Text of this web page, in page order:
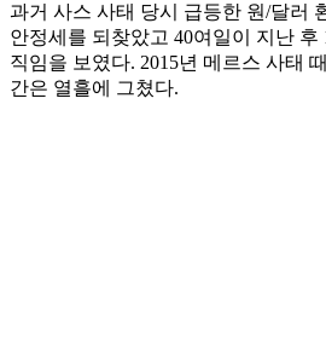
과거 사스 사태 당시 급등한 원/달러
안정세를 되찾았고 40여일이 지난 후
직임을 보였다. 2015년 메르스 사태
간은 열흘에 그쳤다.